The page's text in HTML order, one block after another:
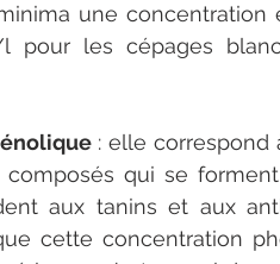
une concentration
les cépages
: elle correspond
composés qui se
aux tanins et aux
cette concentration